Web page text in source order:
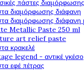
πάστες διαμόρφωσης
διαμόρφωσης διάφανη
διαμόρφωσης διάφανη
Metallic Paste 250 ml
art relief paste
κρακελέ
legend - αντικέ γκέσο
εφέ πέτρας